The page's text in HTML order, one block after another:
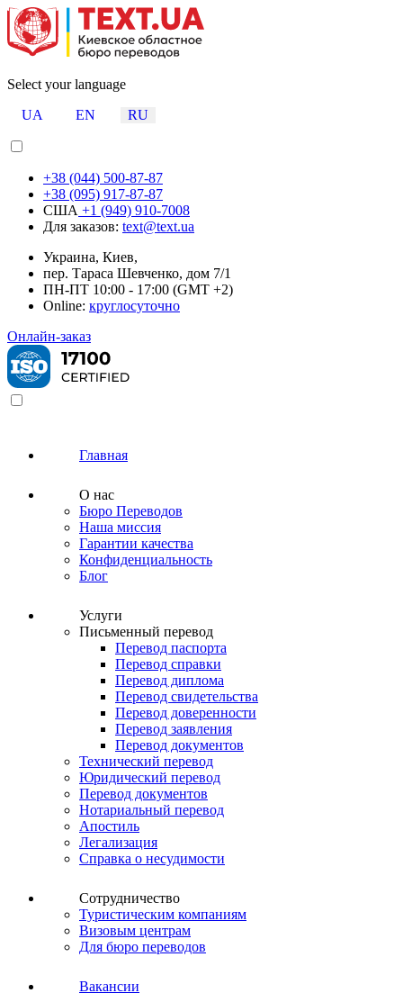
Select your language
UA
EN RU
+38 (044) 500-87-87
+38 (095) 917-87-87
США +1 (949) 910-7008
Для заказов: text@text.ua
Украина, Киев,
пер. Тараса Шевченко, дом 7/1
ПН-ПТ 10:00 - 17:00 (GMT +2)
Online: круглосуточно
Онлайн-заказ
Главная
О нас
Бюро Переводов
Наша миссия
Гарантии качества
Конфиденциальность
Блог
Услуги
Письменный перевод
Перевод паспорта
Перевод справки
Перевод диплома
Перевод свидетельства
Перевод доверенности
Перевод заявления
Перевод документов
Технический перевод
Юридический перевод
Перевод документов
Нотариальный перевод
Апостиль
Легализация
Справка о несудимости
Сотрудничество
Туристическим компаниям
Визовым центрам
Для бюро переводов
Вакансии